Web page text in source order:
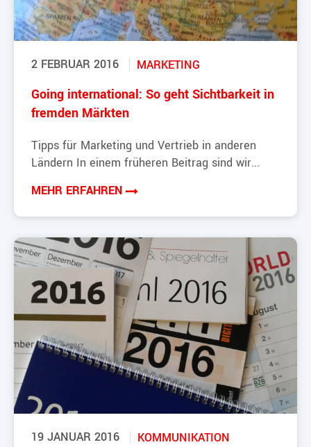
2 FEBRUAR 2016 MARKETING
Going international: So geht Sichtbarkeit in
fremden Märkten
Tipps für Marketing und Vertrieb in anderen
Ländern In einem früheren Beitrag sind wir...
MEHR ERFAHREN
19 JANUAR 2016 KOMMUNIKATION